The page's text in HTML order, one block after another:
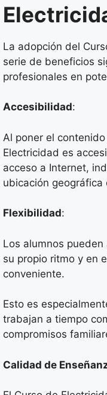
La adopción del
serie de beneficios
profesionales en
Accesibilidad:
Al poner el
Electricidad es
acceso a Internet,
ubicación
Flexibilidad:
Los alumnos
su propio ritmo y en
conveniente.
Esto es
trabajan a tiempo
compromisos
Calidad de